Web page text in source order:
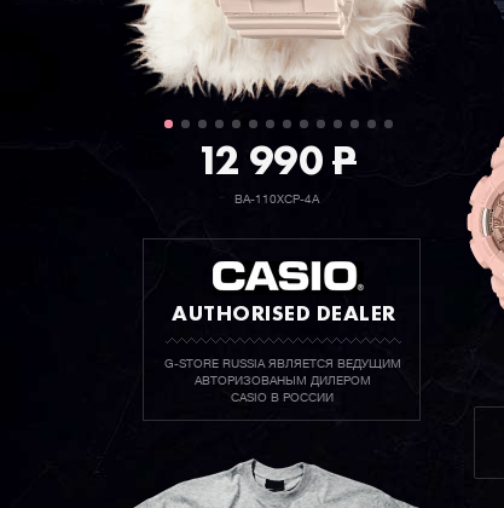
12 990P
BA-110XCP-4A
AUTHORISED DEALER
G-STORE RUSSIA ЯВЛЯЕТСЯ ВЕДУЩИМ
АВТОРИЗОВАНЫМ ДИЛЕРОМ
CASIO В РОССИИ